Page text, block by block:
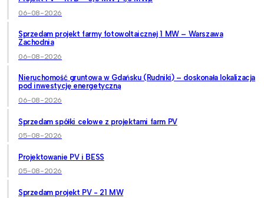
06-08-2026
Sprzedam projekt farmy fotowoltaicznej 1 MW – Warszawa
Zachodnia
06-08-2026
Nieruchomość gruntowa w Gdańsku (Rudniki) – doskonała lokalizacja
pod inwestycję energetyczną
06-08-2026
Sprzedam spółki celowe z projektami farm PV
05-08-2026
Projektowanie PV i BESS
05-08-2026
Sprzedam projekt PV - 21 MW